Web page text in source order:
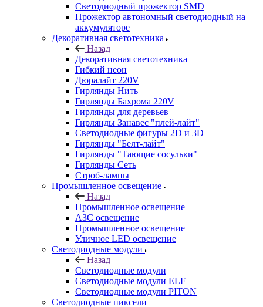
Светодиодный прожектор SMD
Прожектор автономный светодиодный на
аккумуляторе
Декоративная светотехника
Назад
Декоративная светотехника
Гибкий неон
Дюралайт 220V
Гирлянды Нить
Гирлянды Бахрома 220V
Гирлянды для деревьев
Гирлянды Занавес "плей-лайт"
Светодиодные фигуры 2D и 3D
Гирлянды "Белт-лайт"
Гирлянды "Тающие сосульки"
Гирлянды Сеть
Строб-лампы
Промышленное освещение
Назад
Промышленное освещение
АЗС освещение
Промышленное освещение
Уличное LED освещение
Светодиодные модули
Назад
Светодиодные модули
Светодиодные модули ELF
Светодиодные модули PITON
Светодиодные пиксели